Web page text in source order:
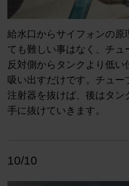
給水口からサイフォンの原
ても難しい事はなく、チュ
反対側からタンクより低
吸い出すだけです。チュ
注射器を抜けば、後はタン
手に抜けていきます。
10/10